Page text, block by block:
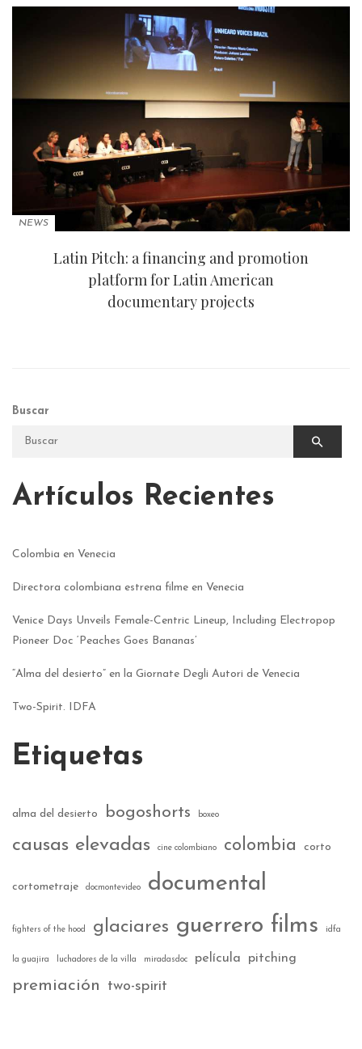
NEWS
Latin Pitch: a financing and promotion
platform for Latin American
documentary projects
Buscar
Artículos Recientes
Colombia en Venecia
Directora colombiana estrena filme en Venecia
Venice Days Unveils Female-Centric Lineup, Including Electropop
Pioneer Doc ‘Peaches Goes Bananas’
“Alma del desierto” en la Giornate Degli Autori de Venecia
Two-Spirit. IDFA
Etiquetas
alma del desierto bogoshorts boxeo
causas elevadas cine colombiano colombia corto
cortometraje docmontevideo documental
fighters of the hood glaciares guerrero films idfa
la guajira luchadores de la villa miradasdoc película pitching
premiación two-spirit